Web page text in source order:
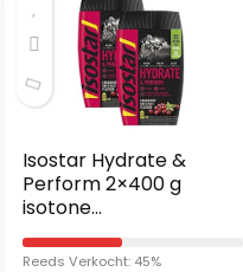
Isostar Hydrate &
Perform 2×400 g
isotone
elektrolytische drank
– elektrolytoplossing
Reeds Verkocht: 45%